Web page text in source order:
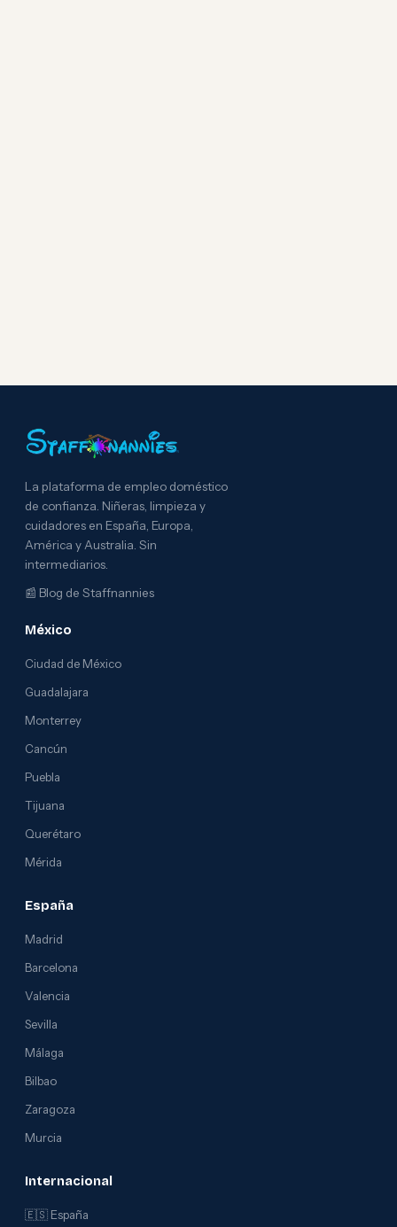
La plataforma de empleo doméstico
de confianza. Niñeras, limpieza y
cuidadores en España, Europa,
América y Australia. Sin
intermediarios.
📰 Blog de Staffnannies
México
Ciudad de México
Guadalajara
Monterrey
Cancún
Puebla
Tijuana
Querétaro
Mérida
España
Madrid
Barcelona
Valencia
Sevilla
Málaga
Bilbao
Zaragoza
Murcia
Internacional
🇪🇸 España